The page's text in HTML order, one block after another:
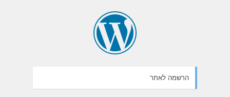
הרשמה לאתר